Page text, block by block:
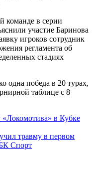
команде в серии
участие Баринова
игроков сотрудник
регламента об
стадиях
одна победа в 20 турах,
таблице с 8
в Кубке
травму в первом
Спорт